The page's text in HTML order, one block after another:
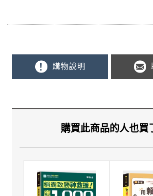
購物說明
購買此商品的人也買